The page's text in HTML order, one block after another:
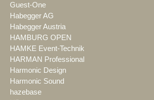
Guest-One
Habegger AG
Habegger Austria
HAMBURG OPEN
HAMKE Event-Technik
HARMAN Professional
Harmonic Design
Harmonic Sound
hazebase